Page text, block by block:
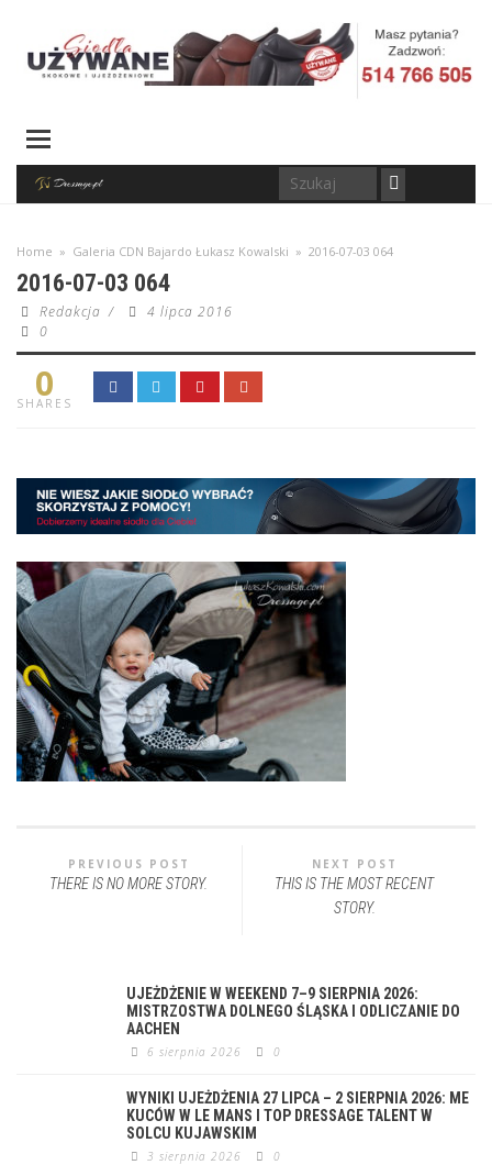
Home » Galeria CDN Bajardo Łukasz Kowalski » 2016-07-03 064
2016-07-03 064
Redakcja /
4 lipca 2016
0
0
SHARES
PREVIOUS POST
THERE IS NO MORE STORY.
NEXT POST
THIS IS THE MOST RECENT
STORY.
UJEŻDŻENIE W WEEKEND 7–9 SIERPNIA 2026:
MISTRZOSTWA DOLNEGO ŚLĄSKA I ODLICZANIE DO
AACHEN
6 sierpnia 2026 0
WYNIKI UJEŻDŻENIA 27 LIPCA – 2 SIERPNIA 2026: ME
KUCÓW W LE MANS I TOP DRESSAGE TALENT W
SOLCU KUJAWSKIM
3 sierpnia 2026 0